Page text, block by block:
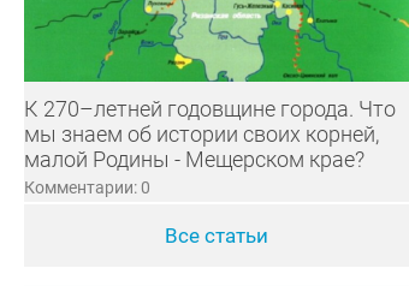
К 270–летней годовщине города. Что
мы знаем об истории своих корней,
малой Родины - Мещерском крае?
Комментарии: 0
Все статьи